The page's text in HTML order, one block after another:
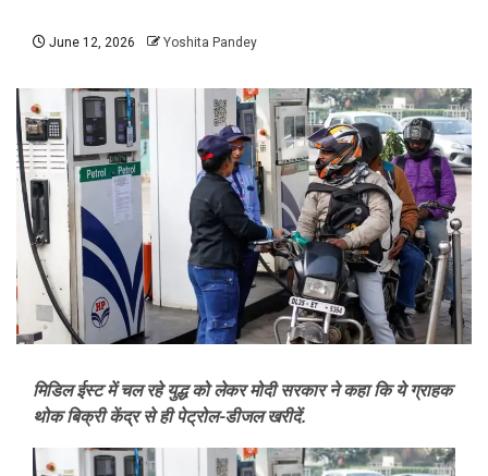
June 12, 2026 Yoshita Pandey
मिडिल ईस्ट में चल रहे युद्ध को लेकर मोदी सरकार ने कहा कि ये ग्राहक
थोक बिक्री केंद्र से ही पेट्रोल-डीजल खरीदें.